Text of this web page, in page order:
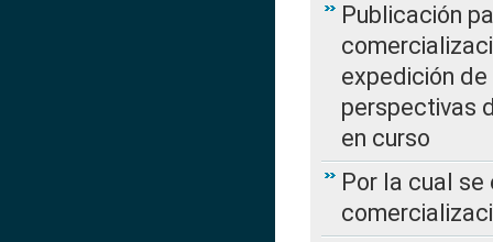
Publicación
expedición de
perspectivas
en curso
Por la cual